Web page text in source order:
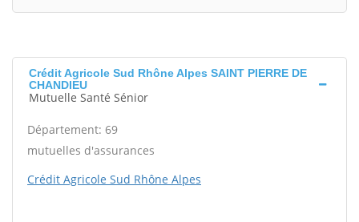
Crédit Agricole Sud Rhône Alpes SAINT PIERRE DE
CHANDIEU
Mutuelle Santé Sénior
Département: 69
mutuelles d'assurances
Crédit Agricole Sud Rhône Alpes